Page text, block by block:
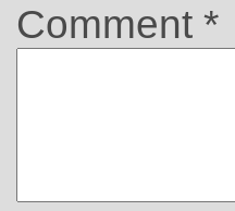
Comment *